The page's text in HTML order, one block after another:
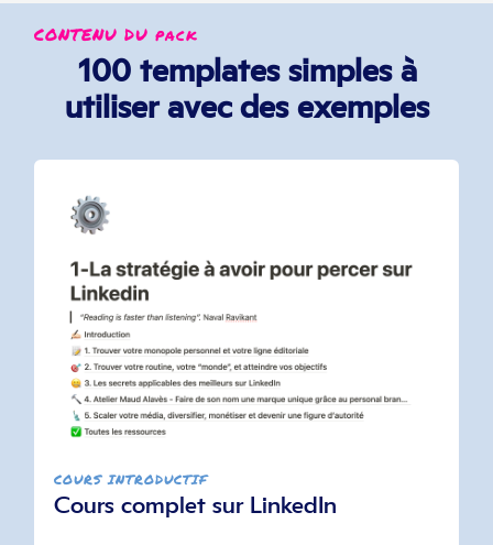
CONTENU DU pack
100 templates simples à
utiliser avec des exemples
COURS INTRODUCTIF
Cours complet sur LinkedIn